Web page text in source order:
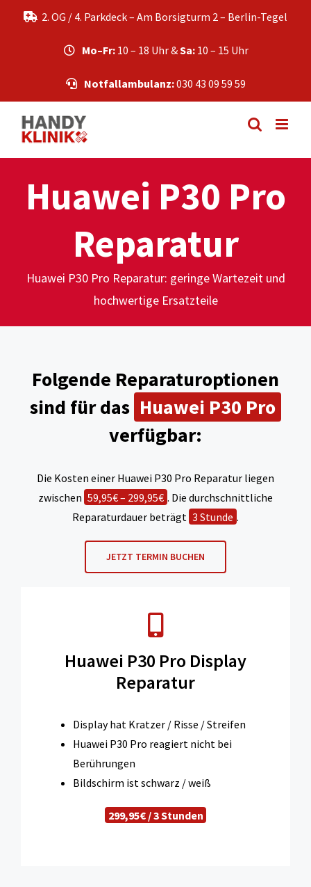
2. OG / 4. Parkdeck – Am Borsigturm 2 – Berlin-Tegel
Mo–Fr:10 – 18 Uhr &Sa:10 – 15 Uhr
Notfallambulanz:030 43 09 59 59
Huawei P30 Pro
Reparatur
Huawei P30 Pro Reparatur: geringe Wartezeit und
hochwertige Ersatzteile
Folgende Reparaturoptionen
sind für das Huawei P30 Pro
verfügbar:
Die Kosten einer Huawei P30 Pro Reparatur liegen
zwischen 59,95€ – 299,95€ . Die durchschnittliche
Reparaturdauer beträgt 3 Stunde .
JETZT TERMIN BUCHEN
Huawei P30 Pro Display
Reparatur
Display hat Kratzer / Risse / Streifen
Huawei P30 Pro reagiert nicht bei
Berührungen
Bildschirm ist schwarz / weiß
299,95€ / 3 Stunden